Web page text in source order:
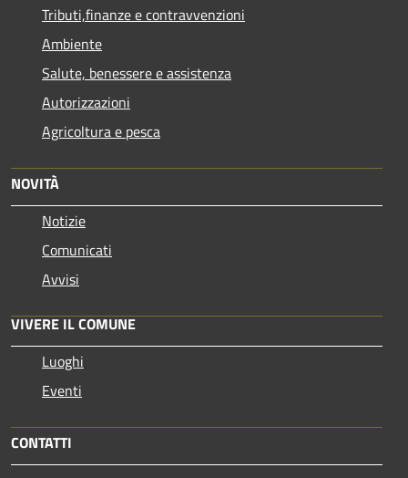
Tributi,finanze e contravvenzioni
Ambiente
Salute, benessere e assistenza
Autorizzazioni
Agricoltura e pesca
NOVITÀ
Notizie
Comunicati
Avvisi
VIVERE IL COMUNE
Luoghi
Eventi
CONTATTI